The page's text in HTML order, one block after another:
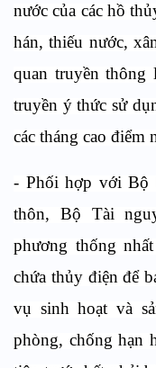
nước của các hồ
hán, thiếu nước,
quan truyền thông
truyền ý thức sử
các tháng cao điểm
- Phối hợp với Bộ
thôn, Bộ Tài
phương thống
chứa thủy điện để
vụ sinh hoạt và
phòng, chống hạn